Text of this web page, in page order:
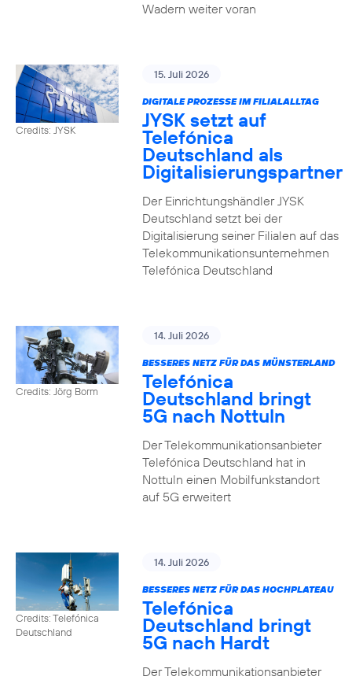
Wadern weiter voran
Credits: JYSK
15. Juli 2026
DIGITALE PROZESSE IM FILIALALLTAG
JYSK setzt auf
Telefónica
Deutschland als
Digitalisierungspartner
Der Einrichtungshändler JYSK
Deutschland setzt bei der
Digitalisierung seiner Filialen auf das
Telekommunikationsunternehmen
Telefónica Deutschland
Credits: Jörg Borm
14. Juli 2026
BESSERES NETZ FÜR DAS MÜNSTERLAND
Telefónica
Deutschland bringt
5G nach Nottuln
Der Telekommunikationsanbieter
Telefónica Deutschland hat in
Nottuln einen Mobilfunkstandort
auf 5G erweitert
Credits: Telefónica
Deutschland
14. Juli 2026
BESSERES NETZ FÜR DAS HOCHPLATEAU
Telefónica
Deutschland bringt
5G nach Hardt
Der Telekommunikationsanbieter